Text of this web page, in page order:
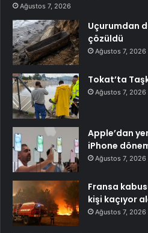
Ağustos 7, 2026
Uçurumdan
çözüldü
Ağustos 7, 2026
Tokat’ta
Ağustos 7, 2026
Apple’dan
iPhone
Ağustos 7, 2026
Fransa
kişi kaçıyor
Ağustos 7, 2026